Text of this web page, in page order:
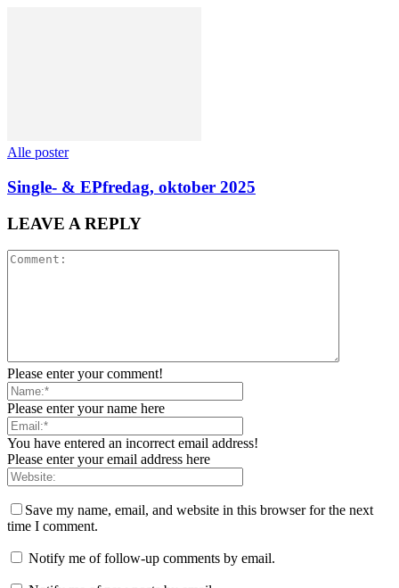
Alle poster
Single- & EPfredag, oktober 2025
LEAVE A REPLY
Please enter your comment!
Please enter your name here
You have entered an incorrect email address!
Please enter your email address here
Save my name, email, and website in this browser for the next
time I comment.
Notify me of follow-up comments by email.